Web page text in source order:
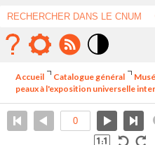
élévé
Accueil Catalogue général
peaux à l'exposition universelle